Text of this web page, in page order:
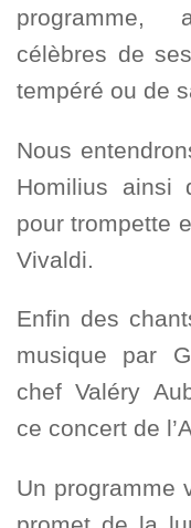
programme,
célèbres de
tempéré ou de
Nous
Homilius ainsi
pour trompette
Vivaldi.
Enfin des
musique par
chef Valéry
ce concert de
Un programme